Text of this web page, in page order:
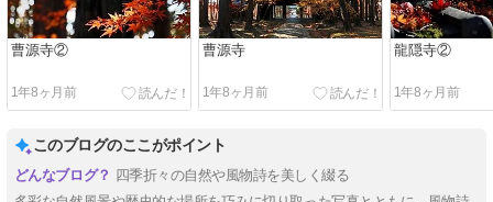
曹源寺②
1年8ヶ月前
曹源寺
1年8ヶ月前
龍隠寺②
1年8ヶ月前
このブログのここがポイント
四季折々の自然や風物詩を美しく綴る